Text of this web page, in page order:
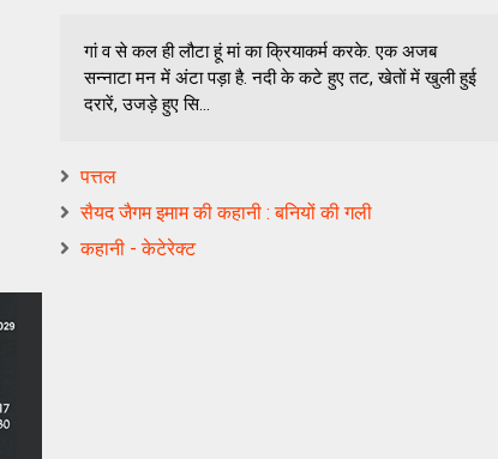
गां व से कल ही लौटा हूं मां का क्रियाकर्म करके. एक अजब
सन्नाटा मन में अंटा पड़ा है. नदी के कटे हुए तट, खेतों में खुली हुई
दरारें, उजड़े हुए सि...
पत्तल
सैयद जैगम इमाम की कहानी : बनियों की गली
कहानी - केटेरेक्ट